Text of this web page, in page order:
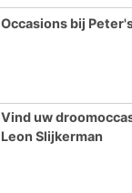
Occasions bij
Vind uw
Leon Slijkerman